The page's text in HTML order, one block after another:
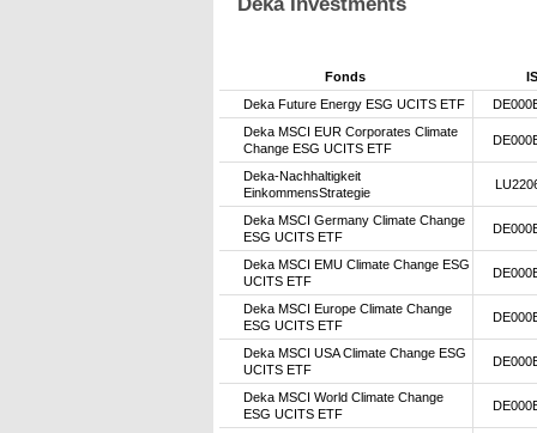
Fonds
Deka Future Energy ESG UCITS ETF
Deka MSCI EUR Corporates Climate
Change ESG UCITS ETF
Deka-Nachhaltigkeit
EinkommensStrategie
Deka MSCI Germany Climate Change
ESG UCITS ETF
Deka MSCI EMU Climate Change ESG
UCITS ETF
Deka MSCI Europe Climate Change
ESG UCITS ETF
Deka MSCI USA Climate Change ESG
UCITS ETF
Deka MSCI World Climate Change
ESG UCITS ETF